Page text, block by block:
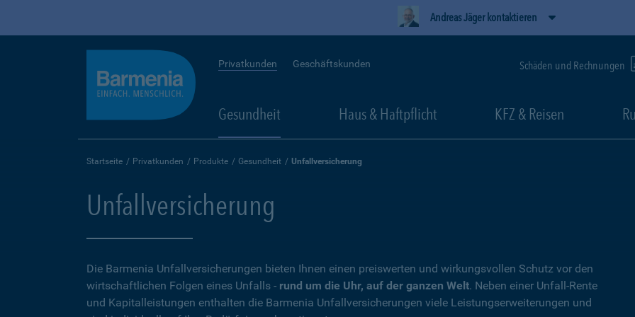
Andreas Jäger kontaktieren
Privatkunden Geschäftskunden Schäden und Rechnungen
Gesundheit Haus & Haftpflicht KFZ & Reisen
Startseite Privatkunden Produkte Gesundheit Unfallversicherung
Unfallversicherung
Die Barmenia Unfallversicherungen bieten Ihnen einen preiswerten und wirkungsvollen Schutz vor den
wirtschaftlichen Folgen eines Unfalls - rund um die Uhr, auf der ganzen Welt. Neben einer Unfall-Rente
und Kapitalleistungen enthalten die Barmenia Unfallversicherungen viele Leistungserweiterungen und